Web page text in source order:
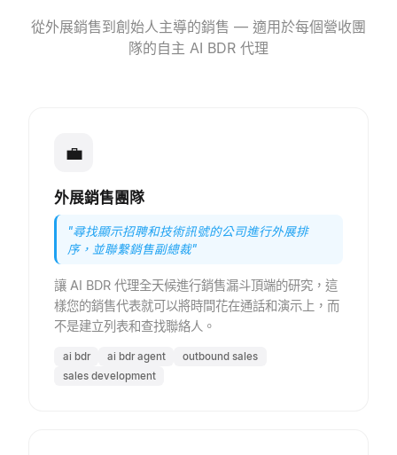
從外展銷售到創始人主導的銷售 — 適用於每個營收團
隊的自主 AI BDR 代理
💼
外展銷售團隊
"尋找顯示招聘和技術訊號的公司進行外展排
序，並聯繫銷售副總裁"
讓 AI BDR 代理全天候進行銷售漏斗頂端的研究，這
樣您的銷售代表就可以將時間花在通話和演示上，而
不是建立列表和查找聯絡人。
ai bdr ai bdr agent
outbound sales
sales development